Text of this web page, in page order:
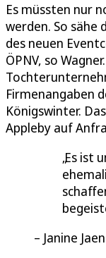
Es müssten nur
werden. So sähe
des neuen
ÖPNV, so
Firmenangaben
Königswinter.
Appleby auf
Es ist
Janine